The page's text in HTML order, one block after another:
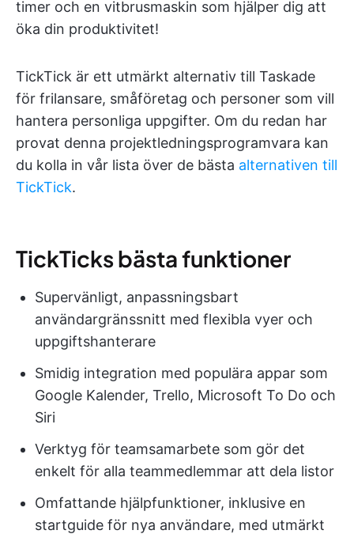
timer och en vitbrusmaskin som hjälper dig att
öka din produktivitet!
TickTick är ett utmärkt alternativ till Taskade
för frilansare, småföretag och personer som vill
hantera personliga uppgifter. Om du redan har
provat denna projektledningsprogramvara kan
du kolla in vår lista över de bästa alternativen till
TickTick.
TickTicks bästa funktioner
Supervänligt, anpassningsbart
användargränssnitt med flexibla vyer och
uppgiftshanterare
Smidig integration med populära appar som
Google Kalender, Trello, Microsoft To Do och
Siri
Verktyg för teamsamarbete som gör det
enkelt för alla teammedlemmar att dela listor
Omfattande hjälpfunktioner, inklusive en
startguide för nya användare, med utmärkt